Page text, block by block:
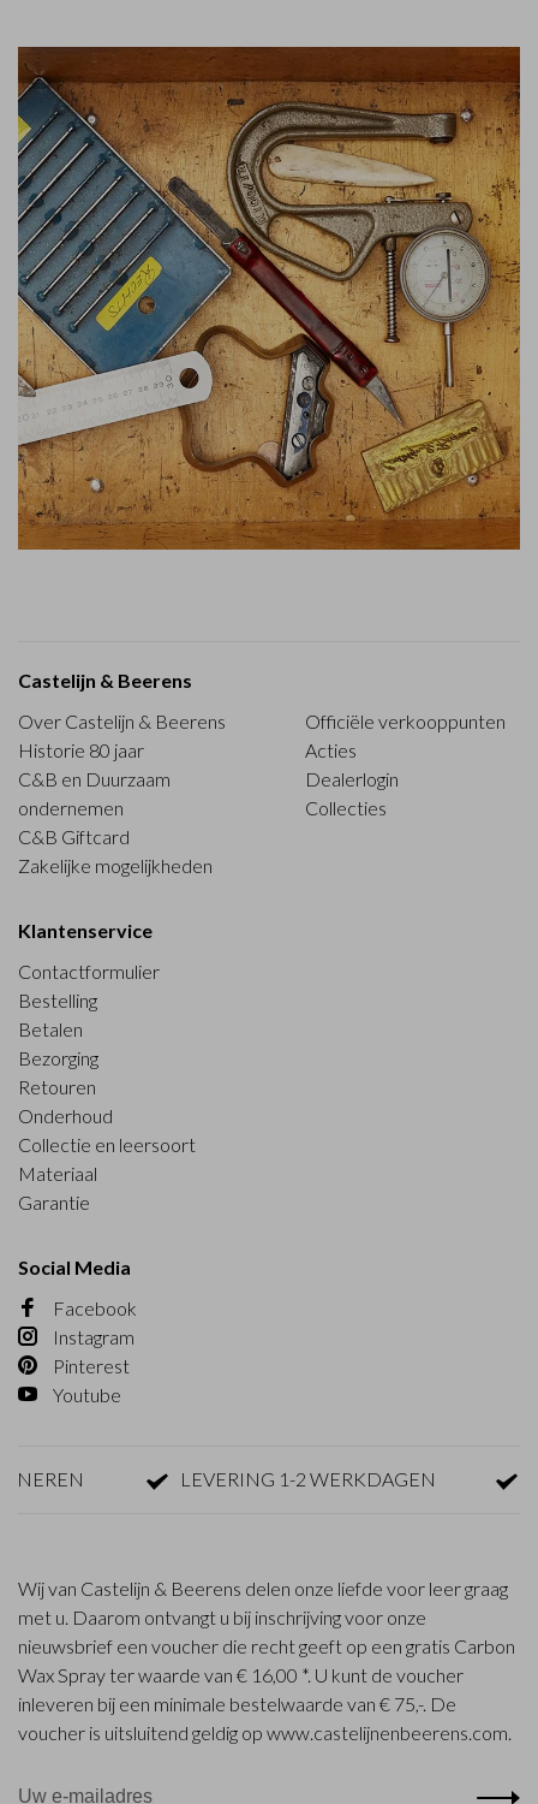
Castelijn & Beerens
Over Castelijn & Beerens
Historie 80 jaar
C&B en Duurzaam
ondernemen
C&B Giftcard
Zakelijke mogelijkheden
Officiële verkooppunten
Acties
Dealerlogin
Collecties
Klantenservice
Contactformulier
Bestelling
Betalen
Bezorging
Retouren
Onderhoud
Collectie en leersoort
Materiaal
Garantie
Social Media
Facebook
Instagram
Pinterest
Youtube
LEVERING 1-2 WERKDAGEN
Wij van Castelijn & Beerens delen onze liefde voor leer graag
met u. Daarom ontvangt u bij inschrijving voor onze
nieuwsbrief een voucher die recht geeft op een gratis Carbon
Wax Spray ter waarde van € 16,00 *. U kunt de voucher
inleveren bij een minimale bestelwaarde van € 75,-. De
voucher is uitsluitend geldig op www.castelijnenbeerens.com.